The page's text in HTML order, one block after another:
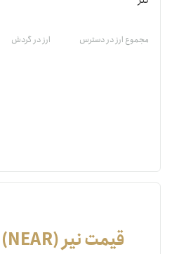
مجموع ارز در دسترس ارز در گردش
قیمت نیر (NEAR) | خرید NEAR | قیمت لحظه‌ای‌ نیر (NEAR)